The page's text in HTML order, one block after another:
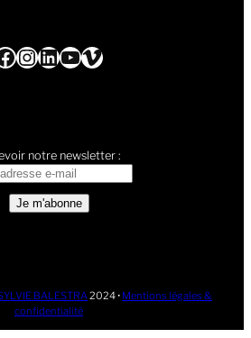
InstagramLinkedIn YouTube Vimeo
notre newsletter :
BALESTRA2024 • Mentions légales &
confidentialité